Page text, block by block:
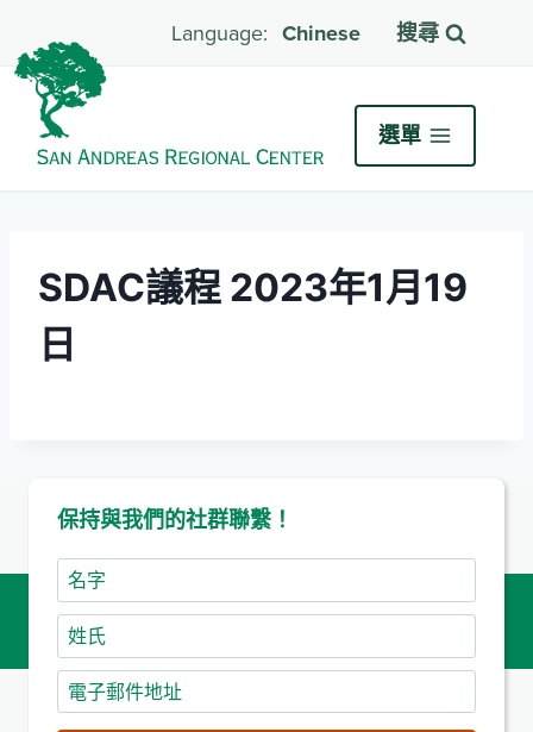
Chinese 搜尋
選單
SDAC議程 2023年1月19
日
保持與我們的社群聯繫！
名
字
姓
氏
電
子